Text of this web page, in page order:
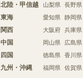
北陸・甲信越 山梨県 長野県
東海 愛知県 静岡県
関西 大阪府 兵庫県
中国 岡山県 広島県
四国 徳島県 香川県
九州・沖縄 福岡県 佐賀県